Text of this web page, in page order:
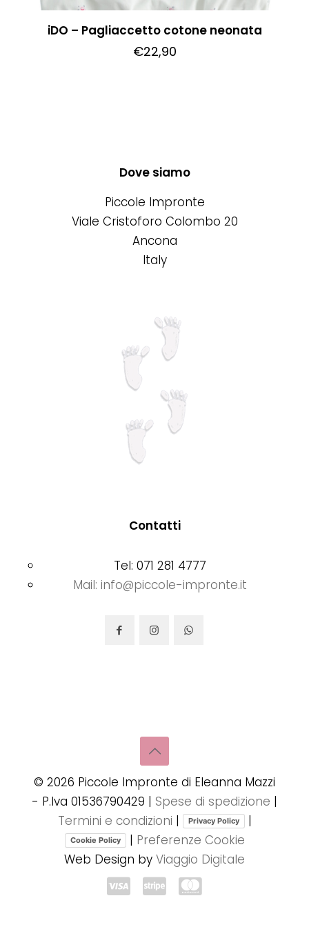
iDO – Pagliaccetto cotone neonata
€22,90
Le
possono
essere
scelte
nella
prodotto
Dove siamo
Piccole Impronte
Viale Cristoforo Colombo 20
Ancona
Italy
Contatti
Tel: 071 281 4777
Mail: info@piccole-impronte.it
© 2026 Piccole Impronte di Eleanna Mazzi
- P.Iva 01536790429 | Spese di spedizione |
Termini e condizioni | Privacy Policy |
Cookie Policy | Preferenze Cookie
Web Design by Viaggio Digitale